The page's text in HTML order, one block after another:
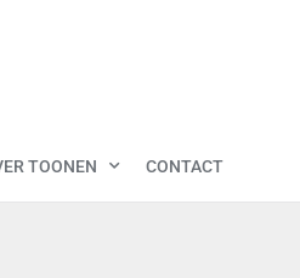
TOONEN CONTACT